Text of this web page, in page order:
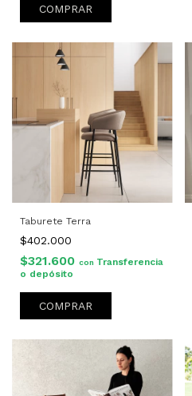
COMPRAR
Taburete Terra
$402.000
$321.600 con Transferencia
o depósito
COMPRAR